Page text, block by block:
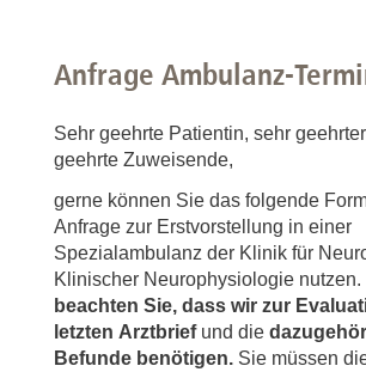
Anfrage Ambulanz-
Sehr geehrte Patientin, sehr
geehrte Zuweisende,
gerne können Sie das folgende
Anfrage zur Erstvorstellung in einer
Spezialambulanz der Klinik für
Klinischer Neurophysiologie nutzen.
beachten Sie, dass wir zur
letzten Arztbriefund die
Befunde benötigen. Sie müssen